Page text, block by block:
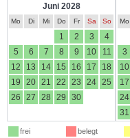
Juni 2028
Mo Di Mi Do Fr Sa So
1 2 3
4
5
6 7 8 9 10
11
12
13 14 15 16 17
18
19
20 21 22 23 24 25
26
27 28 29 30
Mo
3
10
17
24
31
frei belegt